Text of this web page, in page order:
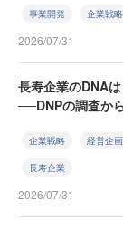
事業開発 企業戦略
2026/07/31
長寿企業のDNA
──DNPの調査か
企業戦略 経営企画
長寿企業
2026/07/31